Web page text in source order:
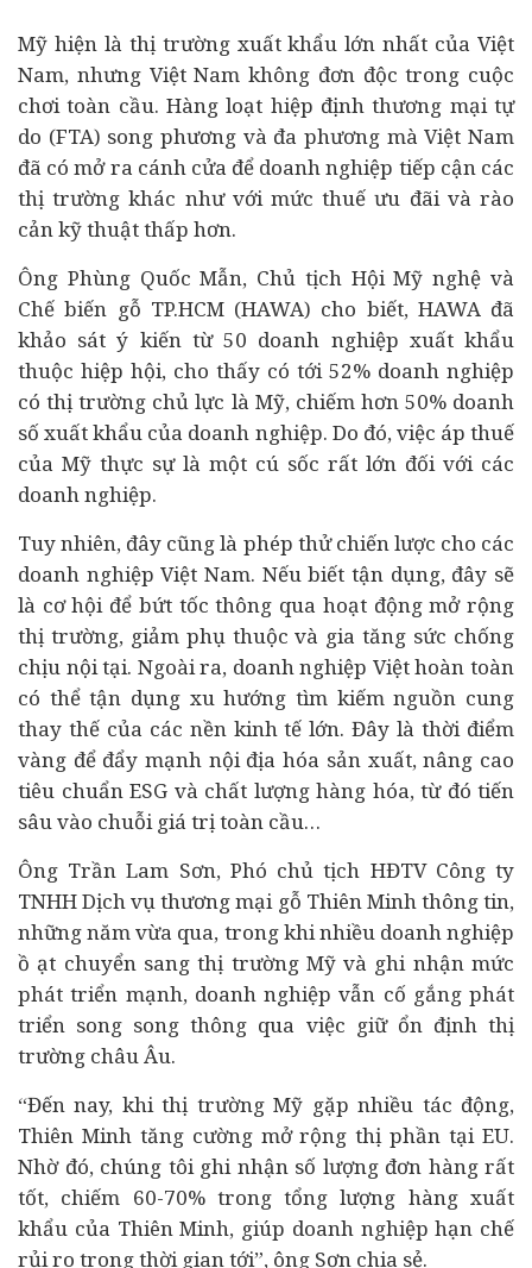
Mỹ hiện là thị trường xuất khẩu lớn nhất của Việt
Nam, nhưng Việt Nam không đơn độc trong cuộc
chơi toàn cầu. Hàng loạt hiệp định thương mại tự
do (FTA) song phương và đa phương mà Việt Nam
đã có mở ra cánh cửa để doanh nghiệp tiếp cận các
thị trường khác như với mức thuế ưu đãi và rào
cản kỹ thuật thấp hơn.
Ông Phùng Quốc Mẫn, Chủ tịch Hội Mỹ nghệ và
Chế biến gỗ TP.HCM (HAWA) cho biết, HAWA đã
khảo sát ý kiến từ 50 doanh nghiệp xuất khẩu
thuộc hiệp hội, cho thấy có tới 52% doanh nghiệp
có thị trường chủ lực là Mỹ, chiếm hơn 50% doanh
số xuất khẩu của doanh nghiệp. Do đó, việc áp thuế
của Mỹ thực sự là một cú sốc rất lớn đối với các
doanh nghiệp.
Tuy nhiên, đây cũng là phép thử chiến lược cho các
doanh nghiệp Việt Nam. Nếu biết tận dụng, đây sẽ
là cơ hội để bứt tốc thông qua hoạt động mở rộng
thị trường, giảm phụ thuộc và gia tăng sức chống
chịu nội tại. Ngoài ra, doanh nghiệp Việt hoàn toàn
có thể tận dụng xu hướng tìm kiếm nguồn cung
thay thế của các nền kinh tế lớn. Đây là thời điểm
vàng để đẩy mạnh nội địa hóa sản xuất, nâng cao
tiêu chuẩn ESG và chất lượng hàng hóa, từ đó tiến
sâu vào chuỗi giá trị toàn cầu…
Ông Trần Lam Sơn, Phó chủ tịch HĐTV Công ty
TNHH Dịch vụ thương mại gỗ Thiên Minh thông tin,
những năm vừa qua, trong khi nhiều doanh nghiệp
ồ ạt chuyển sang thị trường Mỹ và ghi nhận mức
phát triển mạnh, doanh nghiệp vẫn cố gắng phát
triển song song thông qua việc giữ ổn định thị
trường châu Âu.
“Đến nay, khi thị trường Mỹ gặp nhiều tác động,
Thiên Minh tăng cường mở rộng thị phần tại EU.
Nhờ đó, chúng tôi ghi nhận số lượng đơn hàng rất
tốt, chiếm 60-70% trong tổng lượng hàng xuất
khẩu của Thiên Minh, giúp doanh nghiệp hạn chế
rủi ro trong thời gian tới”, ông Sơn chia sẻ.